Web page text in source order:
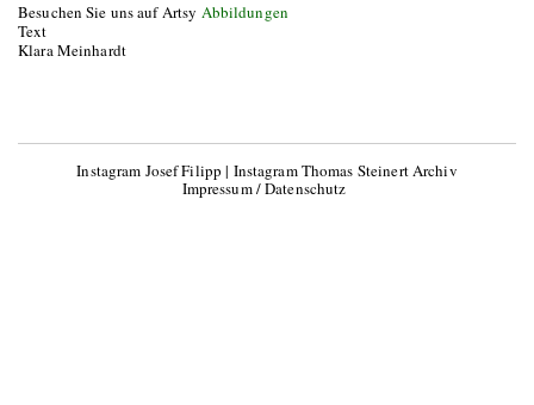
Besuchen Sie uns auf Artsy Abbildungen
Text
Klara Meinhardt
Instagram Josef Filipp | Instagram Thomas Steinert Archiv
Impressum / Datenschutz